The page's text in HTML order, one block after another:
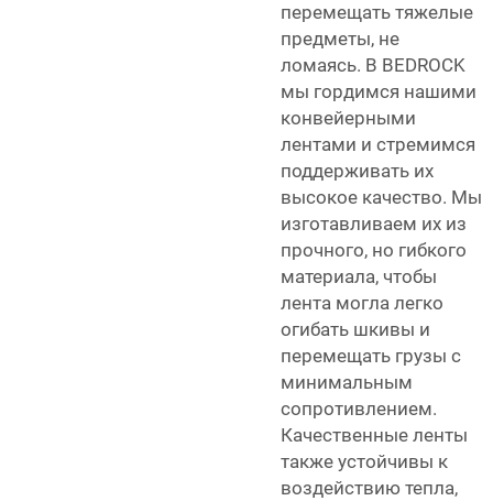
перемещать тяжелые
предметы, не
ломаясь. В BEDROCK
мы гордимся нашими
конвейерными
лентами и стремимся
поддерживать их
высокое качество. Мы
изготавливаем их из
прочного, но гибкого
материала, чтобы
лента могла легко
огибать шкивы и
перемещать грузы с
минимальным
сопротивлением.
Качественные ленты
также устойчивы к
воздействию тепла,